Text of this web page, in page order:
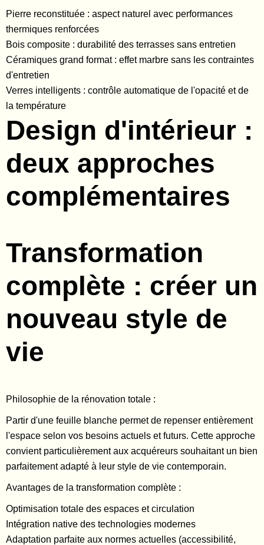
Pierre reconstituée : aspect naturel avec performances
thermiques renforcées
Bois composite : durabilité des terrasses sans entretien
Céramiques grand format : effet marbre sans les contraintes
d'entretien
Verres intelligents : contrôle automatique de l'opacité et de
la température
Design d'intérieur :
deux approches
complémentaires
Transformation
complète : créer un
nouveau style de
vie
Philosophie de la rénovation totale :
Partir d'une feuille blanche permet de repenser entièrement
l'espace selon vos besoins actuels et futurs. Cette approche
convient particulièrement aux acquéreurs souhaitant un bien
parfaitement adapté à leur style de vie contemporain.
Avantages de la transformation complète :
Optimisation totale des espaces et circulation
Intégration native des technologies modernes
Adaptation parfaite aux normes actuelles (accessibilité,